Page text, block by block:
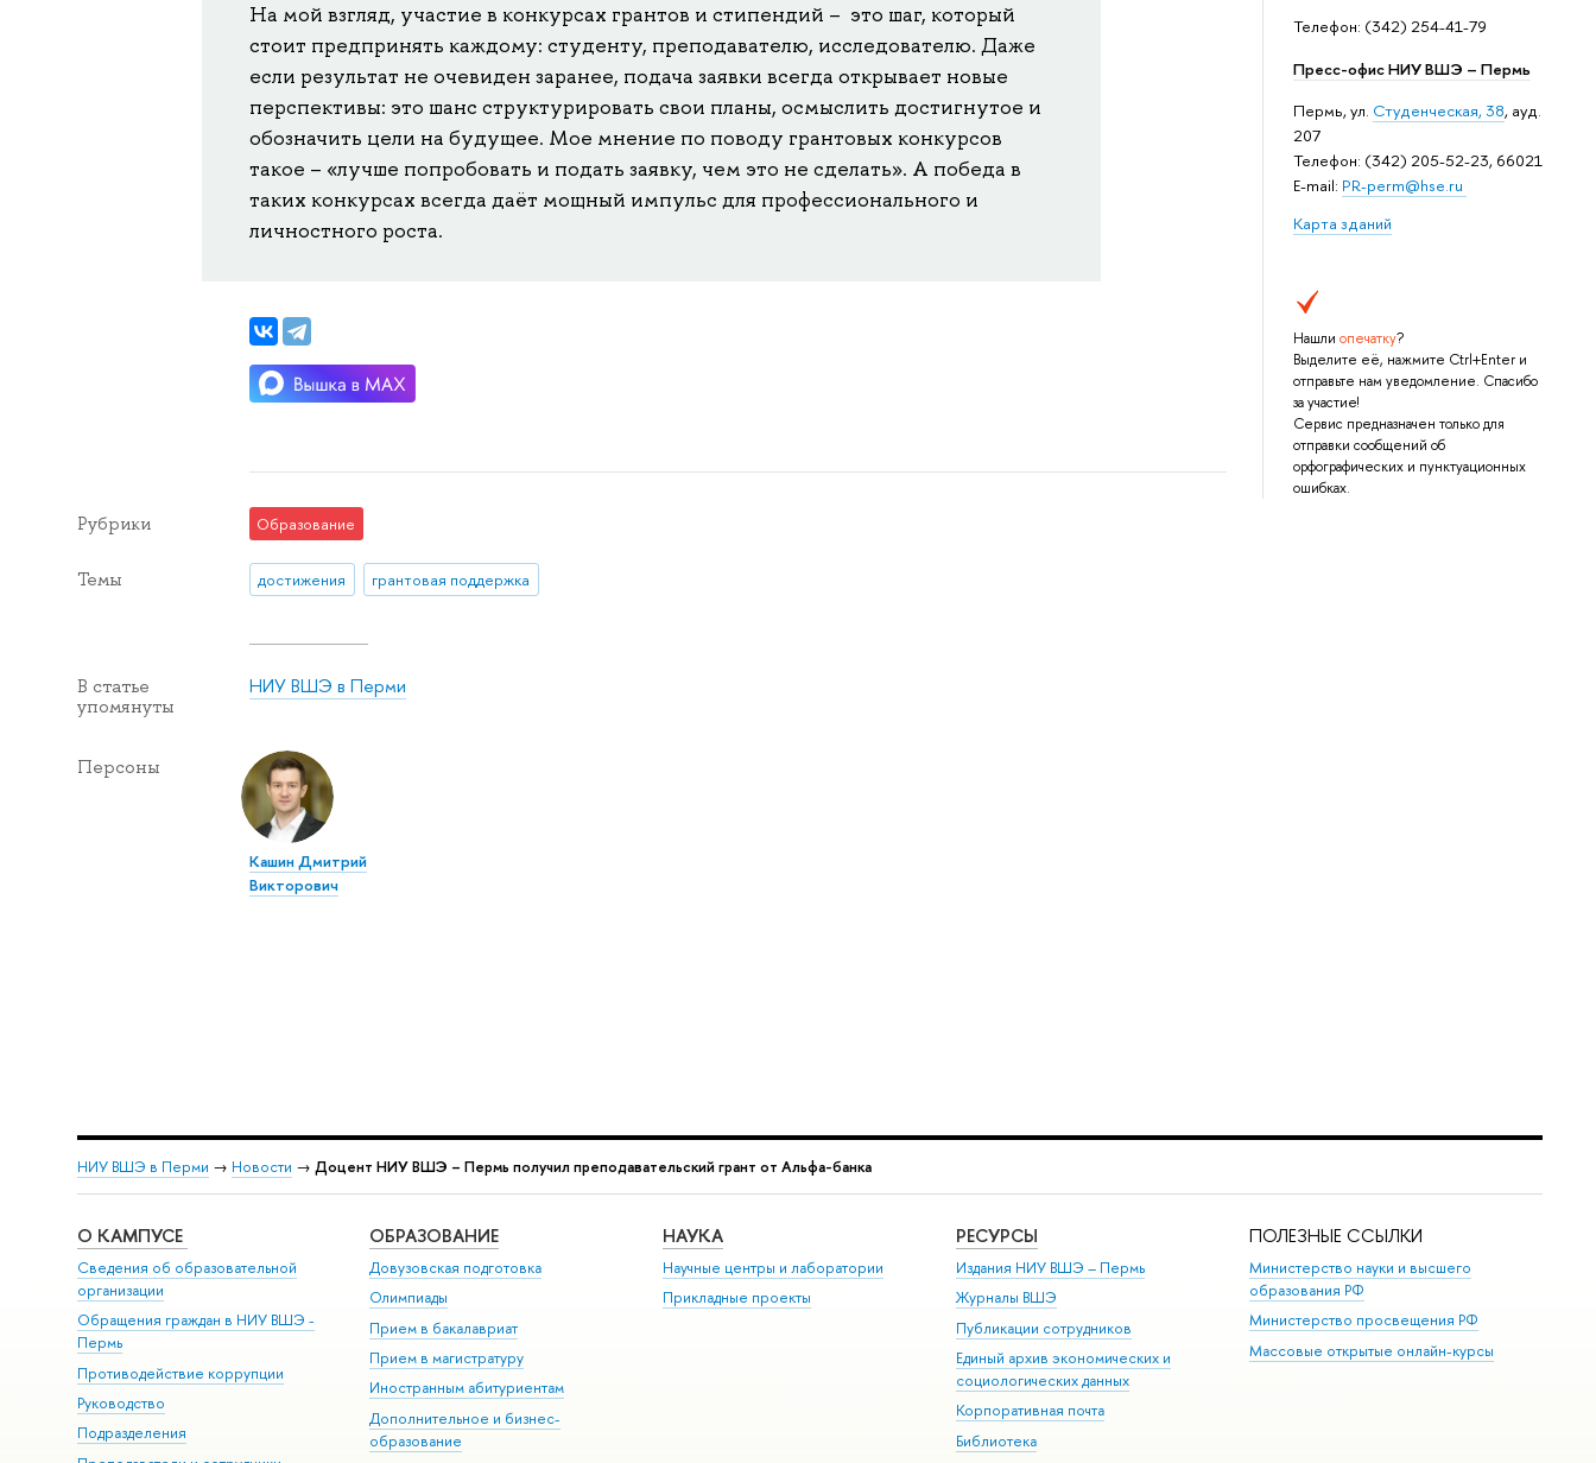
Телефон: (342) 254-41-79
Пресс-офис НИУ ВШЭ – Пермь
Пермь, ул. Студенческая, 38, ауд.
207
Телефон: (342) 205-52-23, 66021
E-mail: PR-perm@hse.ru
Карта зданий
Нашли опечатку?
Выделите её, нажмите Ctrl+Enter и
отправьте нам уведомление. Спасибо
за участие!
Сервис предназначен только для
отправки сообщений об
орфографических и пунктуационных
ошибках.
На мой взгляд, участие в конкурсах грантов и стипендий – это шаг, который
стоит предпринять каждому: студенту, преподавателю, исследователю. Даже
если результат не очевиден заранее, подача заявки всегда открывает новые
перспективы: это шанс структурировать свои планы, осмыслить достигнутое и
обозначить цели на будущее. Мое мнение по поводу грантовых конкурсов
такое – «лучше попробовать и подать заявку, чем это не сделать». А победа в
таких конкурсах всегда даёт мощный импульс для профессионального и
личностного роста.
Рубрики Образование
Темы достижения грантовая поддержка
В статье
упомянуты
НИУ ВШЭ в Перми
Персоны
Кашин Дмитрий
Викторович
НИУ ВШЭ в Перми → Новости → Доцент НИУ ВШЭ – Пермь получил преподавательский грант от Альфа-банка
О КАМПУСЕ
Сведения об образовательной
организации
Обращения граждан в НИУ ВШЭ -
Пермь
Противодействие коррупции
Руководство
Подразделения
ОБРАЗОВАНИЕ
Довузовская подготовка
Олимпиады
Прием в бакалавриат
Прием в магистратуру
Иностранным абитуриентам
Дополнительное и бизнес-
образование
НАУКА
Научные центры и лаборатории
Прикладные проекты
РЕСУРСЫ
Издания НИУ ВШЭ ­– Пермь
Журналы ВШЭ
Публикации сотрудников
Единый архив экономических и
социологических данных
Корпоративная почта
Библиотека
ПОЛЕЗНЫЕ ССЫЛКИ
Министерство науки и высшего
образования РФ
Министерство просвещения РФ
Массовые открытые онлайн-курсы